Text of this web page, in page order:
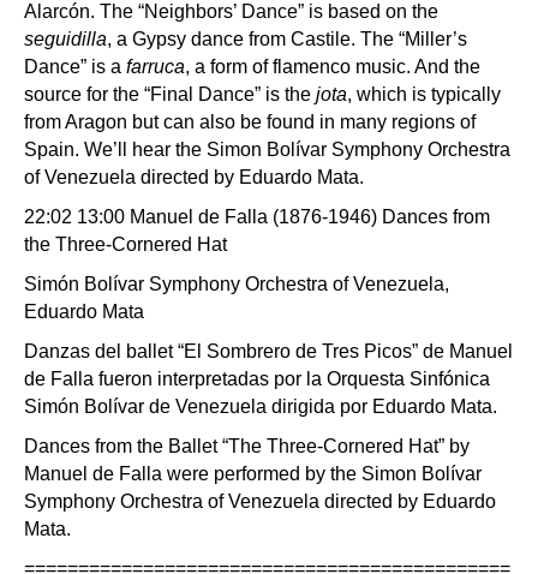
Alarcón. The “Neighbors’ Dance” is based on the
seguidilla, a Gypsy dance from Castile. The “Miller’s
Dance” is a farruca, a form of flamenco music. And the
source for the “Final Dance” is the jota, which is typically
from Aragon but can also be found in many regions of
Spain. We’ll hear the Simon Bolívar Symphony Orchestra
of Venezuela directed by Eduardo Mata.
22:02 13:00 Manuel de Falla (1876-1946) Dances from
the Three-Cornered Hat
Simón Bolívar Symphony Orchestra of Venezuela,
Eduardo Mata
Danzas del ballet “El Sombrero de Tres Picos” de Manuel
de Falla fueron interpretadas por la Orquesta Sinfónica
Simón Bolívar de Venezuela dirigida por Eduardo Mata.
Dances from the Ballet “The Three-Cornered Hat” by
Manuel de Falla were performed by the Simon Bolívar
Symphony Orchestra of Venezuela directed by Eduardo
Mata.
=============================================